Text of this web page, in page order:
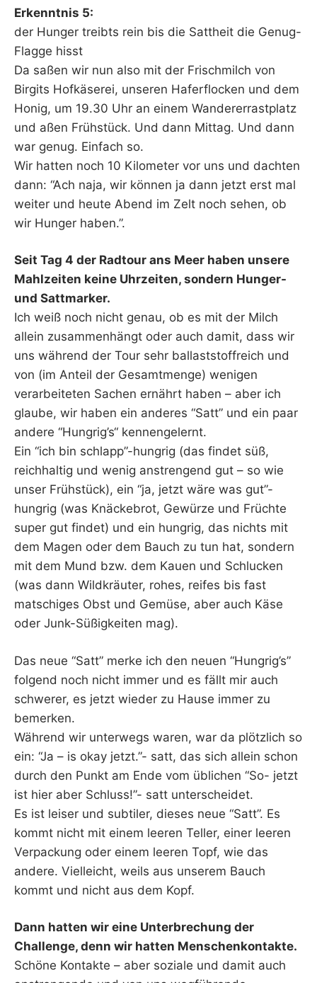
Erkenntnis 5:
der Hunger treibts rein bis die Sattheit die Genug-
Flagge hisst
Da saßen wir nun also mit der Frischmilch von
Birgits Hofkäserei, unseren Haferflocken und dem
Honig, um 19.30 Uhr an einem Wandererrastplatz
und aßen Frühstück. Und dann Mittag. Und dann
war genug. Einfach so.
Wir hatten noch 10 Kilometer vor uns und dachten
dann: “Ach naja, wir können ja dann jetzt erst mal
weiter und heute Abend im Zelt noch sehen, ob
wir Hunger haben.”.
Seit Tag 4 der Radtour ans Meer haben unsere
Mahlzeiten keine Uhrzeiten, sondern Hunger-
und Sattmarker.
Ich weiß noch nicht genau, ob es mit der Milch
allein zusammenhängt oder auch damit, dass wir
uns während der Tour sehr ballaststoffreich und
von (im Anteil der Gesamtmenge) wenigen
verarbeiteten Sachen ernährt haben – aber ich
glaube, wir haben ein anderes “Satt” und ein paar
andere “Hungrig’s“ kennengelernt.
Ein “ich bin schlapp”-hungrig (das findet süß,
reichhaltig und wenig anstrengend gut – so wie
unser Frühstück), ein “ja, jetzt wäre was gut”-
hungrig (was Knäckebrot, Gewürze und Früchte
super gut findet) und ein hungrig, das nichts mit
dem Magen oder dem Bauch zu tun hat, sondern
mit dem Mund bzw. dem Kauen und Schlucken
(was dann Wildkräuter, rohes, reifes bis fast
matschiges Obst und Gemüse, aber auch Käse
oder Junk-Süßigkeiten mag).
Das neue “Satt” merke ich den neuen “Hungrig’s”
folgend noch nicht immer und es fällt mir auch
schwerer, es jetzt wieder zu Hause immer zu
bemerken.
Während wir unterwegs waren, war da plötzlich so
ein: “Ja – is okay jetzt.”- satt, das sich allein schon
durch den Punkt am Ende vom üblichen “So- jetzt
ist hier aber Schluss!”- satt unterscheidet.
Es ist leiser und subtiler, dieses neue “Satt”. Es
kommt nicht mit einem leeren Teller, einer leeren
Verpackung oder einem leeren Topf, wie das
andere. Vielleicht, weils aus unserem Bauch
kommt und nicht aus dem Kopf.
Dann hatten wir eine Unterbrechung der
Challenge, denn wir hatten Menschenkontakte.
Schöne Kontakte – aber soziale und damit auch